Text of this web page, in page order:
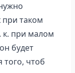
при таком
к. при малом
будет
того, чтоб